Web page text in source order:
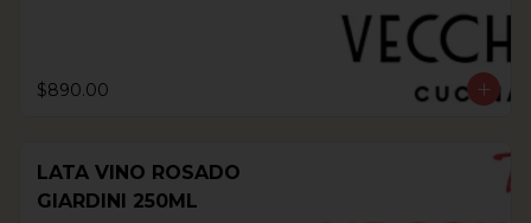
$890.00
LATA VINO ROSADO
GIARDINI 250ML